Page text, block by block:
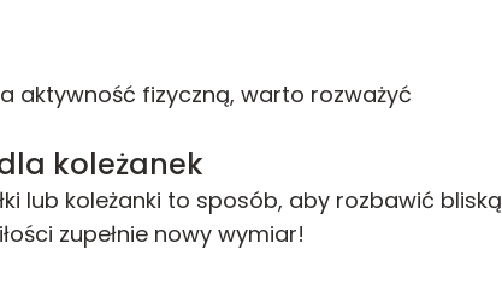
aktywność fizyczną, warto rozważyć
koleżanek
lub koleżanki to sposób, aby rozbawić bliską
zupełnie nowy wymiar!